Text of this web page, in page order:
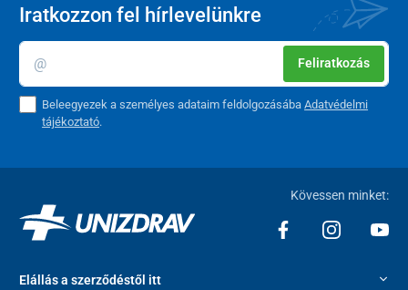
Iratkozzon fel hírlevelünkre
Feliratkozás
Beleegyezek a személyes adataim feldolgozásábaAdatvédelmi
tájékoztató.
Kövessen minket:
Elállás a szerződéstől itt